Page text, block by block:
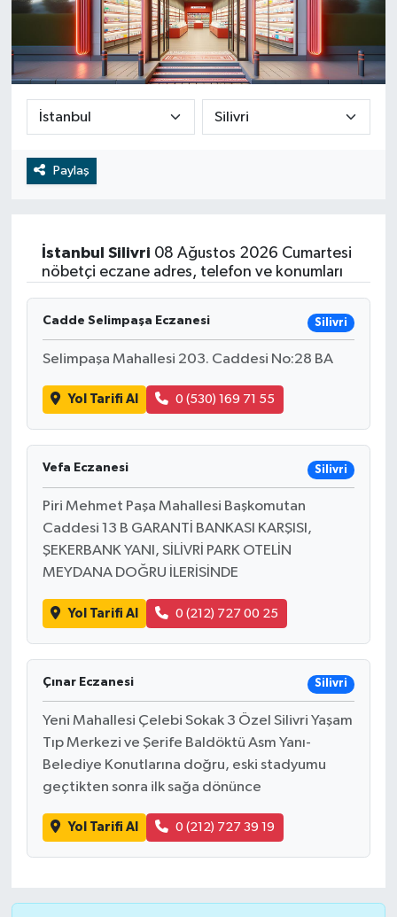
Paylaş
İstanbul Silivri 08 Ağustos 2026 Cumartesi
nöbetçi eczane adres, telefon ve konumları
Cadde Selimpaşa Eczanesi Silivri
Selimpaşa Mahallesi 203. Caddesi No:28 BA
Yol Tarifi Al 0 (530) 169 71 55
Vefa Eczanesi Silivri
Piri Mehmet Paşa Mahallesi Başkomutan
Caddesi 13 B GARANTİ BANKASI KARŞISI,
ŞEKERBANK YANI, SİLİVRİ PARK OTELİN
MEYDANA DOĞRU İLERİSİNDE
Yol Tarifi Al 0 (212) 727 00 25
Çınar Eczanesi Silivri
Yeni Mahallesi Çelebi Sokak 3 Özel Silivri Yaşam
Tıp Merkezi ve Şerife Baldöktü Asm Yanı-
Belediye Konutlarına doğru, eski stadyumu
geçtikten sonra ilk sağa dönünce
Yol Tarifi Al 0 (212) 727 39 19
RESMİ İLAN
BİLİM VE TEKNOLOJİ
RESMİ İLAN
Yaşam
Tarih
Çevre
İletişim
Künye
Vefat